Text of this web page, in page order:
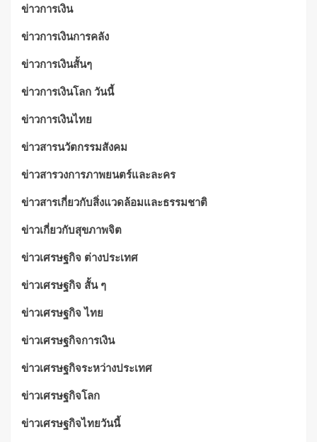
ข่าวการเงิน
ข่าวการเงินการคลัง
ข่าวการเงินสั้นๆ
ข่าวการเงินโลก วันนี้
ข่าวการเงินไทย
ข่าวสารนวัตกรรมสังคม
ข่าวสารวงการภาพยนตร์และละคร
ข่าวสารเกี่ยวกับสิ่งแวดล้อมและธรรมชาติ
ข่าวเกี่ยวกับสุขภาพจิต
ข่าวเศรษฐกิจ ต่างประเทศ
ข่าวเศรษฐกิจ สั้น ๆ
ข่าวเศรษฐกิจ ไทย
ข่าวเศรษฐกิจการเงิน
ข่าวเศรษฐกิจระหว่างประเทศ
ข่าวเศรษฐกิจโลก
ข่าวเศรษฐกิจไทยวันนี้